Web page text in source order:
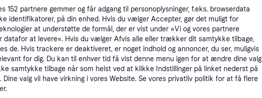
Promoveret
152 partnere gemmer og får adgang til personoplysninger, f.eks. browserdata
identifikatorer, på din enhed. Hvis du vælger Accepter, gør det muligt for
at understøtte de formål, der er vist under »Vi og vores partnere
datafor at levere«. Hvis du vælger Afvis alle eller trækker dit samtykke tilbage,
de. Hvis trackere er deaktiveret, er noget indhold og annoncer, du ser, muligvis
for dig. Du kan til enhver tid få vist denne menu igen for at ændre dine valg
samtykke tilbage når som helst ved at klikke Indstillinger på linket nederst på
Dine valg vil have virkning i vores Website. Se vores privatliv politik for at få flere